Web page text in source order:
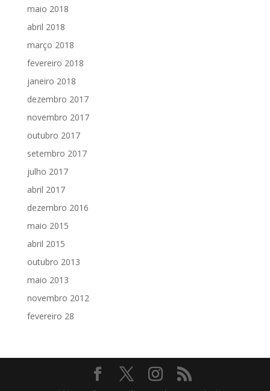
maio 2018
abril 2018
março 2018
fevereiro 2018
janeiro 2018
dezembro 2017
novembro 2017
outubro 2017
setembro 2017
julho 2017
abril 2017
dezembro 2016
maio 2015
abril 2015
outubro 2013
maio 2013
novembro 2012
fevereiro 28